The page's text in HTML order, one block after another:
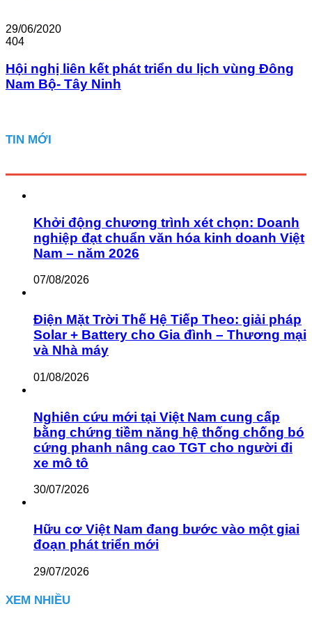
29/06/2020
404
Hội nghị liên kết phát triển du lịch vùng Đông
Nam Bộ- Tây Ninh
TIN MỚI
Khởi động chương trình xét chọn: Doanh
nghiệp đạt chuẩn văn hóa kinh doanh Việt
Nam – năm 2026
07/08/2026
Điện Mặt Trời Thế Hệ Tiếp Theo: giải pháp
Solar + Battery cho Gia đình – Thương mại
và Nhà máy
01/08/2026
Nghiên cứu mới tại Việt Nam cung cấp
bằng chứng tiềm năng hệ thống chống bó
cứng phanh nâng cao TGT cho người đi
xe mô tô
30/07/2026
Hữu cơ Việt Nam đang bước vào một giai
đoạn phát triển mới
29/07/2026
XEM NHIỀU